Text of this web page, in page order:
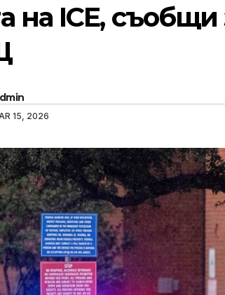
на ICE,
15, 2026